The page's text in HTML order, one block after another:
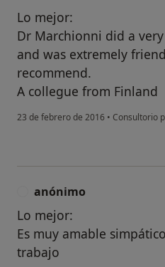
Lo mejor:
Dr Marchionni did a
and was extremely
recommend.
A collegue from Finland
23 de febrero de 2016 • Consultorio
anónimo
Lo mejor:
Es muy amable
trabajo